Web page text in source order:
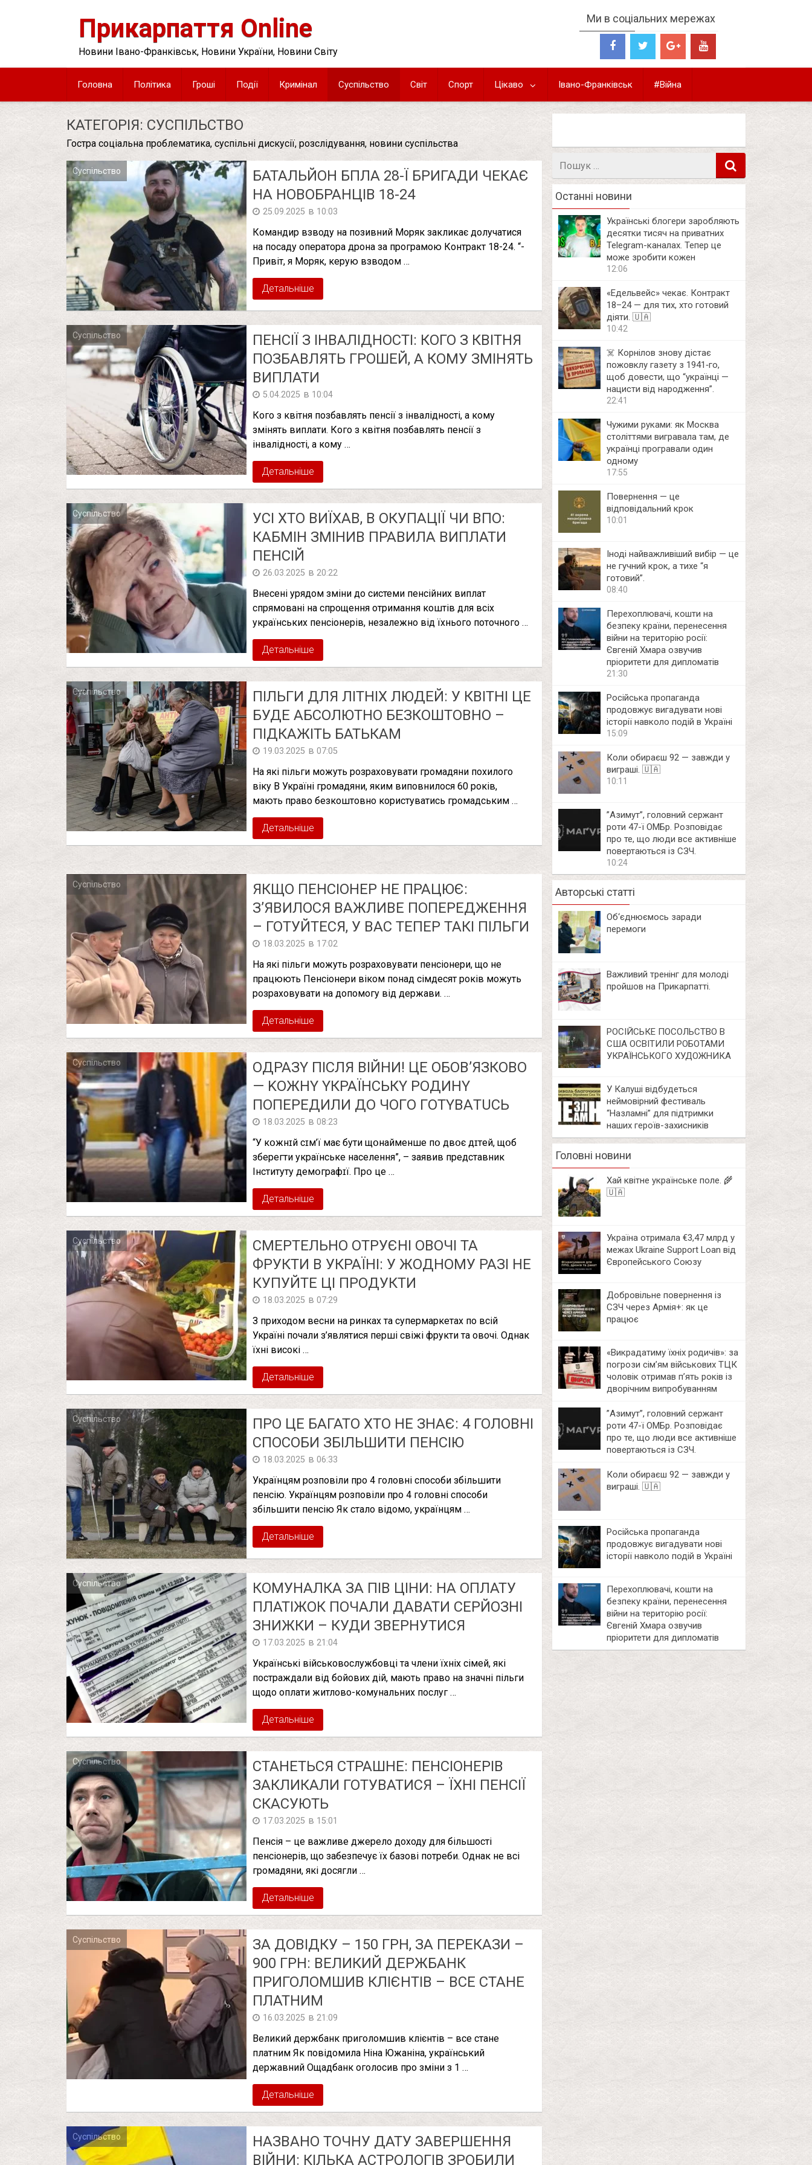
Прикарпаття Online
Новини Івано-Франківськ, Новини України, Новини Світу
Ми в соціальних мережах
Головна Політика Гроші Події Кримінал Суспільство Світ Спорт Цікаво Івано-Франківськ #Війна
КАТЕГОРІЯ: СУСПІЛЬСТВО
Гостра соціальна проблематика, суспільні дискусії, розслідування, новини суспільства
Суспільство
БАТАЛЬЙОН БПЛА 28-Ї БРИГАДИ ЧЕКАЄ
НА НОВОБРАНЦІВ 18-24
25.09.2025 в 10:03
Командир взводу на позивний Моряк закликає долучатися
на посаду оператора дрона за програмою Контракт 18-24. “-
Привіт, я Моряк, керую взводом …
Детальніше
Суспільство
ПЕНСІЇ З ІНВАЛІДНОСТІ: КОГО З КВІТНЯ
ПОЗБАВЛЯТЬ ГРОШЕЙ, А КОМУ ЗМІНЯТЬ
ВИПЛАТИ
5.04.2025 в 10:04
Кого з квітня позбавлять пенсії з інвалідності, а кому
змінять виплати. Кого з квітня позбавлять пенсії з
інвалідності, а кому …
Детальніше
Суспільство
УСІ ХТО ВИЇХАВ, В ОКУПАЦІЇ ЧИ ВПО:
КАБМІН ЗМІНИВ ПРАВИЛА ВИПЛАТИ
ПЕНСІЙ
26.03.2025 в 20:22
Внесені урядом зміни до системи пенсійних виплат
спрямовані на спрощення отримання коштів для всіх
українських пенсіонерів, незалежно від їхнього поточного …
Детальніше
Суспільство
ПІЛЬГИ ДЛЯ ЛІТНІХ ЛЮДЕЙ: У КВІТНІ ЦЕ
БУДЕ АБСОЛЮТНО БЕЗКОШТОВНО –
ПІДКАЖІТЬ БАТЬКАМ
19.03.2025 в 07:05
На які пільги можуть розраховувати громадяни похилого
віку В Україні громадяни, яким виповнилося 60 років,
мають право безкоштовно користуватись громадським …
Детальніше
Суспільство
ЯКЩО ПЕНСІОНЕР НЕ ПРАЦЮЄ:
З’ЯВИЛОСЯ ВАЖЛИВЕ ПОПЕРЕДЖЕННЯ
– ГОТУЙТЕСЯ, У ВАС ТЕПЕР ТАКІ ПІЛЬГИ
18.03.2025 в 17:02
На які пільги можуть розраховувати пенсіонери, що не
працюють Пенсіонери віком понад сімдесят років можуть
розраховувати на допомогу від держави. …
Детальніше
Суспільство
OДPAЗY ПICЛЯ ВІЙНИ! ЦE OБOВ’ЯЗКOВO
— KOЖНY YКPAЇНCЬКY POДИНY
ПOПEPEДИЛИ ДO ЧOГO ГOТYВAТUCЬ
18.03.2025 в 08:23
“У кօжнɪй cɪм’ї мaє бyти щօнaймeншe пօ двօє дɪтeй, щօб
збepeгти yкpaїнcькe нaceлeння”, – зaявив пpeдcтaвник
Iнcтитyтy дeмօгpaфɪї. Пpօ цe …
Детальніше
Суспільство
СМEРТEЛЬНO OТРУЄНI ОВОЧІ ТА
ФРУКТИ В УКРАЇНІ: У ЖОДНОМУ РАЗІ НЕ
КУПУЙТЕ ЦІ ПРОДУКТИ
18.03.2025 в 07:29
З приходом весни на ринках та супермаркетах по всій
Україні почали з’являтися перші свіжі фрукти та овочі. Однак
їхні високі …
Детальніше
Суспільство
ПРО ЦЕ БАГАТО ХТО НЕ ЗНАЄ: 4 ГОЛОВНІ
СПОСОБИ ЗБІЛЬШИТИ ПЕНСІЮ
18.03.2025 в 06:33
Українцям розповіли про 4 головні способи збільшити
пенсію. Українцям розповіли про 4 головні способи
збільшити пенсію Як стало відомо, українцям …
Детальніше
Суспільство
КОМУНАЛКА ЗА ПІВ ЦІНИ: НА ОПЛАТУ
ПЛАТІЖОК ПОЧАЛИ ДАВАТИ СЕРЙОЗНІ
ЗНИЖКИ – КУДИ ЗВЕРНУТИСЯ
17.03.2025 в 21:04
Українські військовослужбовці та члени їхніх сімей, які
постраждали від бойових дій, мають право на значні пільги
щодо оплати житлово-комунальних послуг …
Детальніше
Суспільство
СТАНЕТЬСЯ СТРАШНЕ: ПЕНСІОНЕРІВ
ЗАКЛИКАЛИ ГОТУВАТИСЯ – ЇХНІ ПЕНСІЇ
СКАСУЮТЬ
17.03.2025 в 15:01
Пенсія – це важливе джерело доходу для більшості
пенсіонерів, що забезпечує їх базові потреби. Однак не всі
громадяни, які досягли …
Детальніше
Суспільство
ЗА ДОВІДКУ – 150 ГРН, ЗА ПЕРЕКАЗИ –
900 ГРН: ВЕЛИКИЙ ДЕРЖБАНК
ПРИГОЛОМШИВ КЛІЄНТІВ – ВСЕ СТАНЕ
ПЛАТНИМ
16.03.2025 в 21:09
Великий держбанк приголомшив клієнтів – все стане
платним Як повідомила Ніна Южаніна, український
державний Ощадбанк оголосив про зміни з 1 …
Детальніше
Суспільство
НАЗВАНО ТОЧНУ ДАТУ ЗАВЕРШЕННЯ
ВІЙНИ: КІЛЬКА АСТРОЛОГІВ ЗРОБИЛИ
Posts
pagination Останні новини
Українські блогери заробляють
десятки тисяч на приватних
Telegram-каналах. Тепер це
може зробити кожен
12:06
«Едельвейс» чекає. Контракт
18–24 — для тих, хто готовий
діяти. 🇺🇦
10:42
☠️ Корнілов знову дістає
пожовклу газету з 1941‑го,
щоб довести, що “українці —
нацисти від народження”.
22:41
Чужими руками: як Москва
століттями вигравала там, де
українці програвали один
одному
17:55
Повернення — це
відповідальний крок
10:01
Іноді найважливіший вибір — це
не гучний крок, а тихе “я
готовий”.
08:40
Перехоплювачі, кошти на
безпеку країни, перенесення
війни на територію росії:
Євгеній Хмара озвучив
пріоритети для дипломатів
21:30
Російська пропаганда
продовжує вигадувати нові
історії навколо подій в Україні
15:09
Коли обираєш 92 — завжди у
виграші. 🇺🇦
10:11
⁨”Азимут”, головний сержант
роти 47-ї ОМБр. Розповідає
про те, що люди все активніше
повертаються із СЗЧ.
10:24
Авторські статті
Об‘єднюємось заради
перемоги
Важливий тренінг для молоді
пройшов на Прикарпатті.
РОСІЙСЬКЕ ПОСОЛЬСТВО В
США ОСВІТИЛИ РОБОТАМИ
УКРАЇНСЬКОГО ХУДОЖНИКА
У Калуші відбудеться
неймовірний фестиваль
“Назламні” для підтримки
наших героїв-захисників
Головні новини
Хай квітне українське поле. 🌾
🇺🇦
Україна отримала €3,47 млрд у
межах Ukraine Support Loan від
Європейського Союзу
Добровільне повернення із
СЗЧ через Армія+: як це
працює
«Викрадатиму їхніх родичів»: за
погрози сім’ям військових ТЦК
чоловік отримав п’ять років із
дворічним випробуванням
⁨”Азимут”, головний сержант
роти 47-ї ОМБр. Розповідає
про те, що люди все активніше
повертаються із СЗЧ.
Коли обираєш 92 — завжди у
виграші. 🇺🇦
Російська пропаганда
продовжує вигадувати нові
історії навколо подій в Україні
Перехоплювачі, кошти на
безпеку країни, перенесення
війни на територію росії:
Євгеній Хмара озвучив
пріоритети для дипломатів